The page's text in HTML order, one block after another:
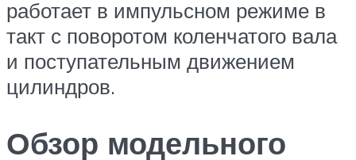
работает в импульсном режиме в
такт с поворотом коленчатого вала
и поступательным движением
цилиндров.
Обзор модельного